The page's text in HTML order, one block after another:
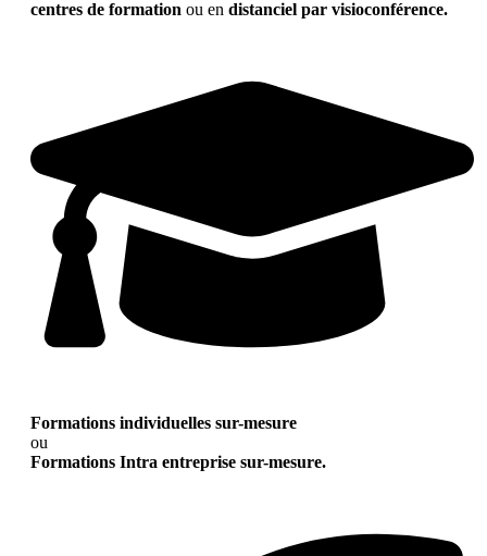
centres de formation ou en distanciel par visioconférence.
Formations individuelles sur-mesure
ou
Formations Intra entreprise sur-mesure.